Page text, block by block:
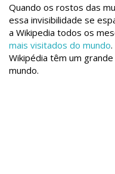
Quando os rostos das
essa invisibilidade se
a Wikipedia todos os
mais visitados do mundo
Wikipédia têm um
mundo.